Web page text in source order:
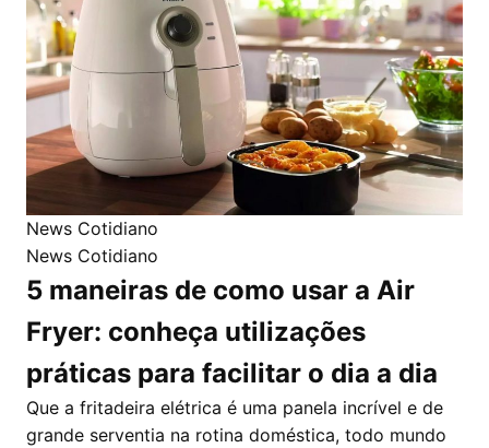
News Cotidiano
News Cotidiano
5 maneiras de como usar a Air
Fryer: conheça utilizações
práticas para facilitar o dia a dia
Que a fritadeira elétrica é uma panela incrível e de
grande serventia na rotina doméstica, todo mundo